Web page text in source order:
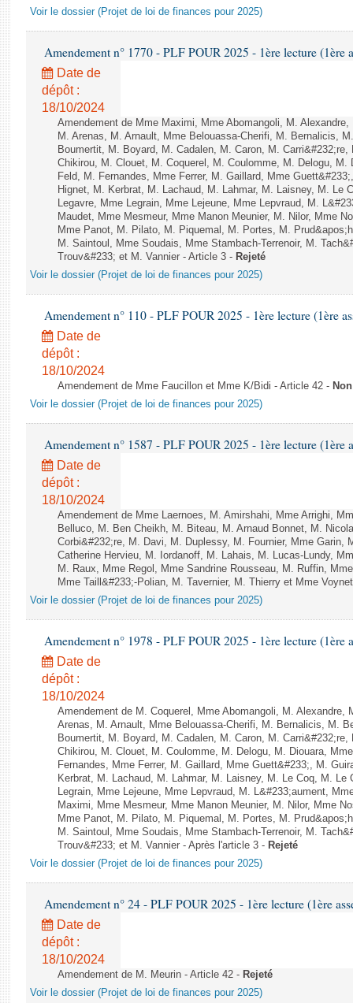
Voir le dossier (Projet de loi de finances pour 2025)
Amendement n° 1770 - PLF POUR 2025 - 1ère lecture (1ère
Date de
dépôt :
18/10/2024
Amendement de Mme Maximi, Mme Abomangoli, M.
M. Arenas, M. Arnault, Mme Belouassa-Cherifi, M. Bernalicis,
Boumertit, M. Boyard, M. Cadalen, M. Caron, M.
Chikirou, M. Clouet, M. Coquerel, M. Coulomme, M. Delogu, M.
Feld, M. Fernandes, Mme Ferrer, M. Gaillard, Mme
Hignet, M. Kerbrat, M. Lachaud, M. Lahmar, M. Laisney, M. Le
Legavre, Mme Legrain, Mme Lejeune, Mme Lepvraud, M.
Maudet, Mme Mesmeur, Mme Manon Meunier, M. Nilor, Mme
Mme Panot, M. Pilato, M. Piquemal, M. Portes, M.
M. Saintoul, Mme Soudais, Mme Stambach-Terrenoir, M.
Trouv&#233; et M. Vannier - Article 3 - Rejeté
Voir le dossier (Projet de loi de finances pour 2025)
Amendement n° 110 - PLF POUR 2025 - 1ère lecture (1ère
Date de
dépôt :
18/10/2024
Amendement de Mme Faucillon et Mme K/Bidi - Article 42 -
Voir le dossier (Projet de loi de finances pour 2025)
Amendement n° 1587 - PLF POUR 2025 - 1ère lecture (1ère
Date de
dépôt :
18/10/2024
Amendement de Mme Laernoes, M. Amirshahi, Mme Arrighi,
Belluco, M. Ben Cheikh, M. Biteau, M. Arnaud Bonnet, M.
Corbi&#232;re, M. Davi, M. Duplessy, M. Fournier, Mme Garin,
Catherine Hervieu, M. Iordanoff, M. Lahais, M. Lucas-Lundy,
M. Raux, Mme Regol, Mme Sandrine Rousseau, M. Ruffin,
Mme Taill&#233;-Polian, M. Tavernier, M. Thierry et Mme
Voir le dossier (Projet de loi de finances pour 2025)
Amendement n° 1978 - PLF POUR 2025 - 1ère lecture (1ère
Date de
dépôt :
18/10/2024
Amendement de M. Coquerel, Mme Abomangoli, M. Alexandre,
Arenas, M. Arnault, Mme Belouassa-Cherifi, M. Bernalicis, M.
Boumertit, M. Boyard, M. Cadalen, M. Caron, M.
Chikirou, M. Clouet, M. Coulomme, M. Delogu, M. Diouara,
Fernandes, Mme Ferrer, M. Gaillard, Mme Guett&#233;, M.
Kerbrat, M. Lachaud, M. Lahmar, M. Laisney, M. Le Coq, M. Le
Legrain, Mme Lejeune, Mme Lepvraud, M. L&#233;aument,
Maximi, Mme Mesmeur, Mme Manon Meunier, M. Nilor, Mme
Mme Panot, M. Pilato, M. Piquemal, M. Portes, M.
M. Saintoul, Mme Soudais, Mme Stambach-Terrenoir, M.
Trouv&#233; et M. Vannier - Après l'article 3 - Rejeté
Voir le dossier (Projet de loi de finances pour 2025)
Amendement n° 24 - PLF POUR 2025 - 1ère lecture (1ère
Date de
dépôt :
18/10/2024
Amendement de M. Meurin - Article 42 - Rejeté
Voir le dossier (Projet de loi de finances pour 2025)